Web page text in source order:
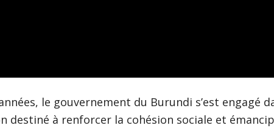
le gouvernement du Burundi s’est engagé
destiné à renforcer la cohésion sociale et